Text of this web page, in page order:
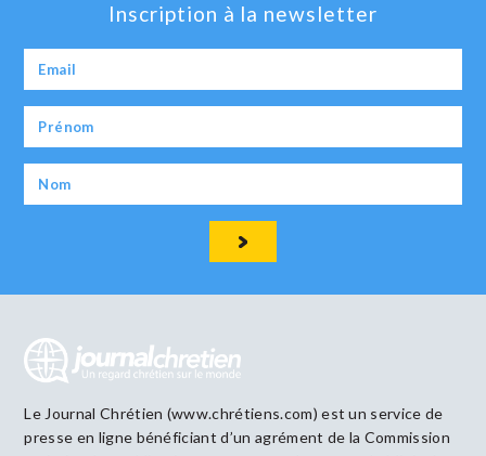
Inscription à la newsletter
Le Journal Chrétien (www.chrétiens.com) est un service de
presse en ligne bénéficiant d’un agrément de la Commission